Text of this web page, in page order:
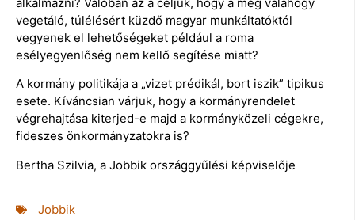
vegetáló, túlélésért küzdő magyar munkáltatóktól
vegyenek el lehetőségeket például a roma
esélyegyenlőség nem kellő segítése miatt?
A kormány politikája a „vizet prédikál, bort iszik” tipikus
esete. Kíváncsian várjuk, hogy a kormányrendelet
végrehajtása kiterjed-e majd a kormányközeli cégekre,
fideszes önkormányzatokra is?
Bertha Szilvia, a Jobbik országgyűlési képviselője
Jobbik